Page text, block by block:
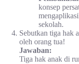
konsep
sekolah.
Sebutkan tiga hak
oleh orang tua!
Jawaban:
Tiga hak anak di